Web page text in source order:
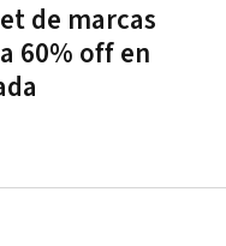
de marcas
60% off en